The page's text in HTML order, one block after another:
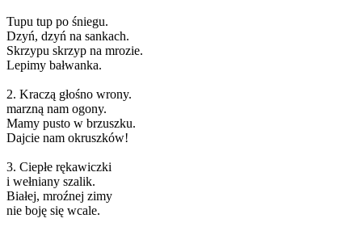
Tupu tup po śniegu.
Dzyń, dzyń na sankach.
Skrzypu skrzyp na mrozie.
Lepimy bałwanka.
2. Kraczą głośno wrony.
marzną nam ogony.
Mamy pusto w brzuszku.
Dajcie nam okruszków!
3. Ciepłe rękawiczki
i wełniany szalik.
Białej, mroźnej zimy
nie boję się wcale.